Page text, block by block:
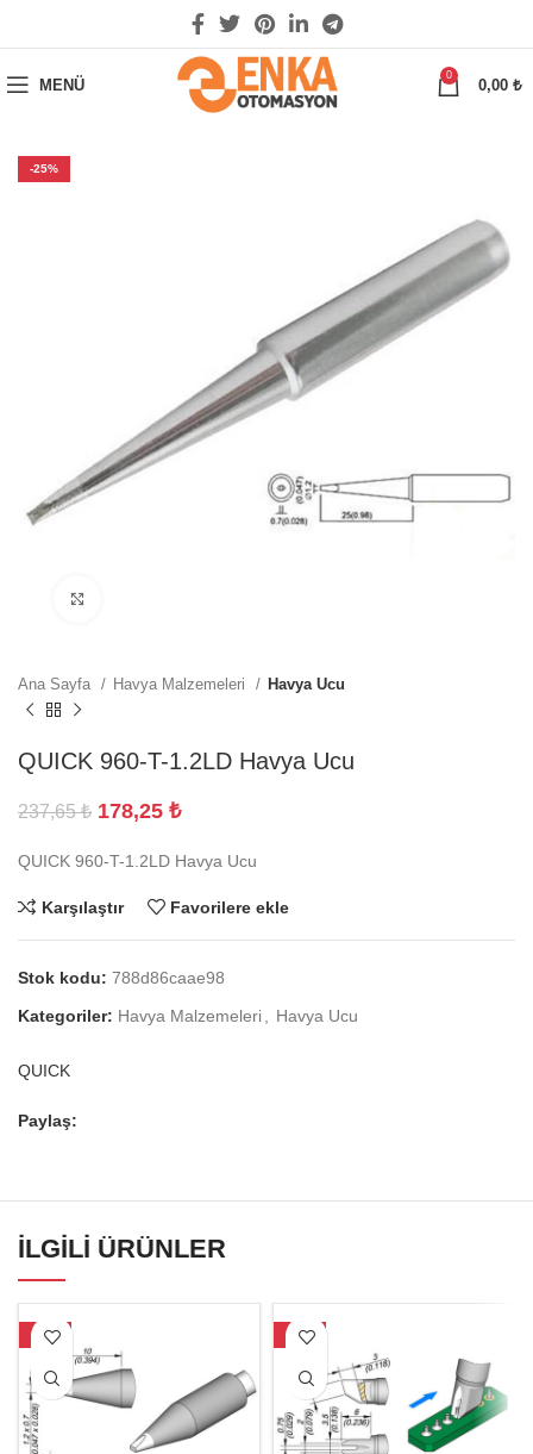
MENÜ
0
0,00 ₺
-25%
Ana Sayfa Havya Malzemeleri Havya Ucu
QUICK 960-T-1.2LD Havya Ucu
237,65₺ 178,25 ₺
QUICK 960-T-1.2LD Havya Ucu
Karşılaştır Favorilere ekle
Stok kodu: 788d86caae98
Kategoriler: Havya Malzemeleri Havya Ucu
QUICK
Paylaş:
İLGILI ÜRÜNLER
-27% -21%